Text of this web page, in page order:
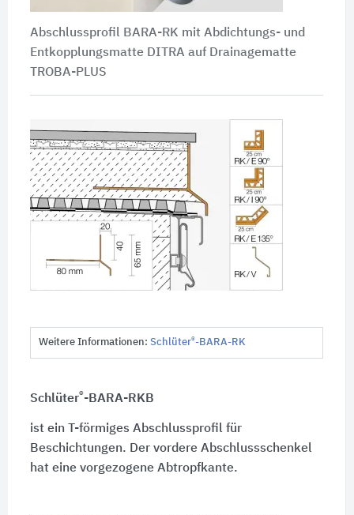
Abschlussprofil BARA-RK mit Abdichtungs- und
Entkopplungsmatte DITRA auf Drainagematte
TROBA-PLUS
Weitere Informationen: Schlüter®-BARA-RK
Schlüter®-BARA-RKB
ist ein T-förmiges Abschlussprofil für
Beschichtungen. Der vordere Abschlussschenkel
hat eine vorgezogene Abtropfkante.